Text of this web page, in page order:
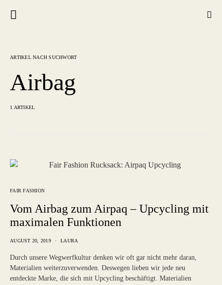
ARTIKEL NACH SUCHWORT
Airbag
1 ARTIKEL
FAIR FASHION
Vom Airbag zum Airpaq – Upcycling mit
maximalen Funktionen
AUGUST 20, 2019 LAURA
Durch unsere Wegwerfkultur denken wir oft gar nicht mehr daran,
Materialien weiterzuverwenden. Deswegen lieben wir jede neu
entdeckte Marke, die sich mit Upcycling beschäftigt. Materialien